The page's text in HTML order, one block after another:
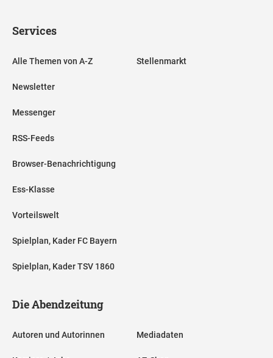
Services
Alle Themen von A-Z
Newsletter
Messenger
RSS-Feeds
Browser-Benachrichtigung
Ess-Klasse
Vorteilswelt
Spielplan, Kader FC Bayern
Spielplan, Kader TSV 1860
Stellenmarkt
Die Abendzeitung
Autoren und Autorinnen Mediadaten